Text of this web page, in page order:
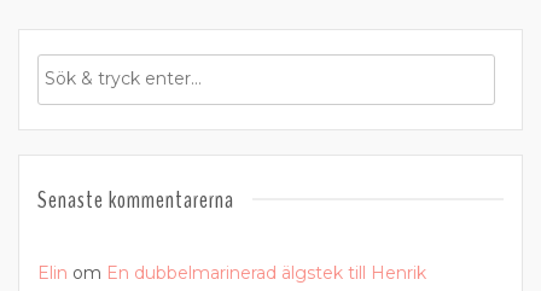
Senaste kommentarerna
Elin om En dubbelmarinerad älgstek till Henrik